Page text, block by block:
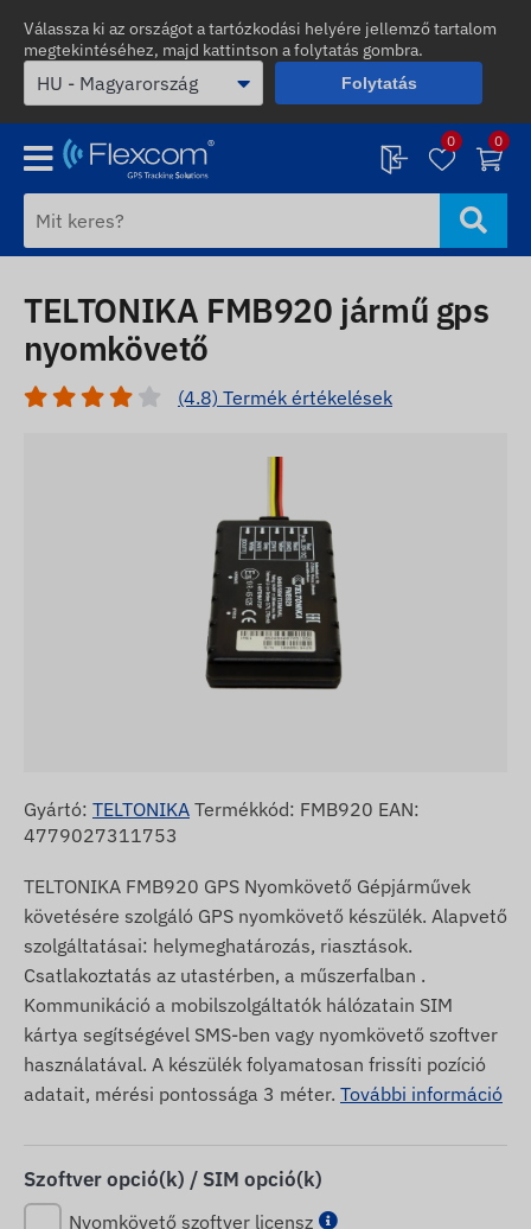
Válassza ki az országot a tartózkodási helyére jellemző tartalom
megtekintéséhez, majd kattintson a folytatás gombra.
Folytatás
0 0
TELTONIKA FMB920 jármű gps
nyomkövető
(4.8) Termék értékelések
Gyártó: TELTONIKA Termékkód: FMB920 EAN:
4779027311753
TELTONIKA FMB920 GPS Nyomkövető Gépjárművek
követésére szolgáló GPS nyomkövető készülék. Alapvető
szolgáltatásai: helymeghatározás, riasztások.
Csatlakoztatás az utastérben, a műszerfalban .
Kommunikáció a mobilszolgáltatók hálózatain SIM
kártya segítségével SMS-ben vagy nyomkövető szoftver
használatával. A készülék folyamatosan frissíti pozíció
adatait, mérési pontossága 3 méter. További információ
Szoftver opció(k) / SIM opció(k)
Nyomkövető szoftver licensz